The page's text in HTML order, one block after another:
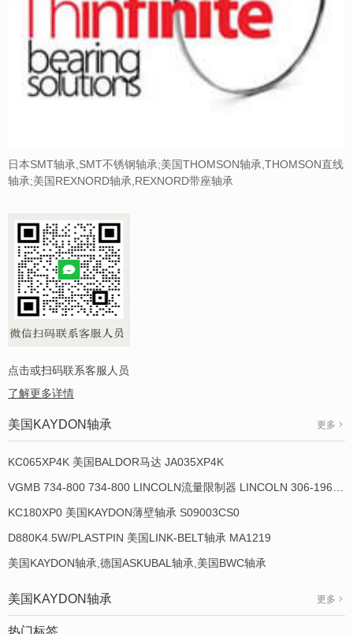
日本SMT轴承,SMT不锈钢轴承;美国THOMSON轴承,THOMSON直线
轴承;美国REXNORD轴承,REXNORD带座轴承
点击或扫码联系客服人员
了解更多详情
美国KAYDON轴承 更多
KC065XP4K 美国BALDOR马达 JA035XP4K
KC180XP0 美国KAYDON薄壁轴承 S09003CS0
D880K4.5W/PLASTPIN 美国LINK-BELT轴承 MA1219
美国KAYDON轴承,德国ASKUBAL轴承,美国BWC轴承
美国KAYDON轴承 更多
热门标签